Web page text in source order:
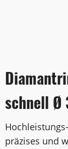
schnell Ø
präzises und